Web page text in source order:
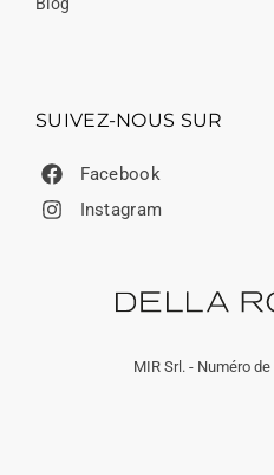
SUIVEZ-NOUS SUR
Facebook
Instagram
MIR Srl. - Numéro